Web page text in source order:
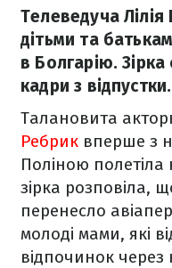
Телеведуча
дітьми та
в Болгарію. Зірка
кадри з відпустки.
Талановита
Ребрик вперше з
Поліною полетіла
зірка розповіла,
перенесло
молоді мами, які
відпочинок